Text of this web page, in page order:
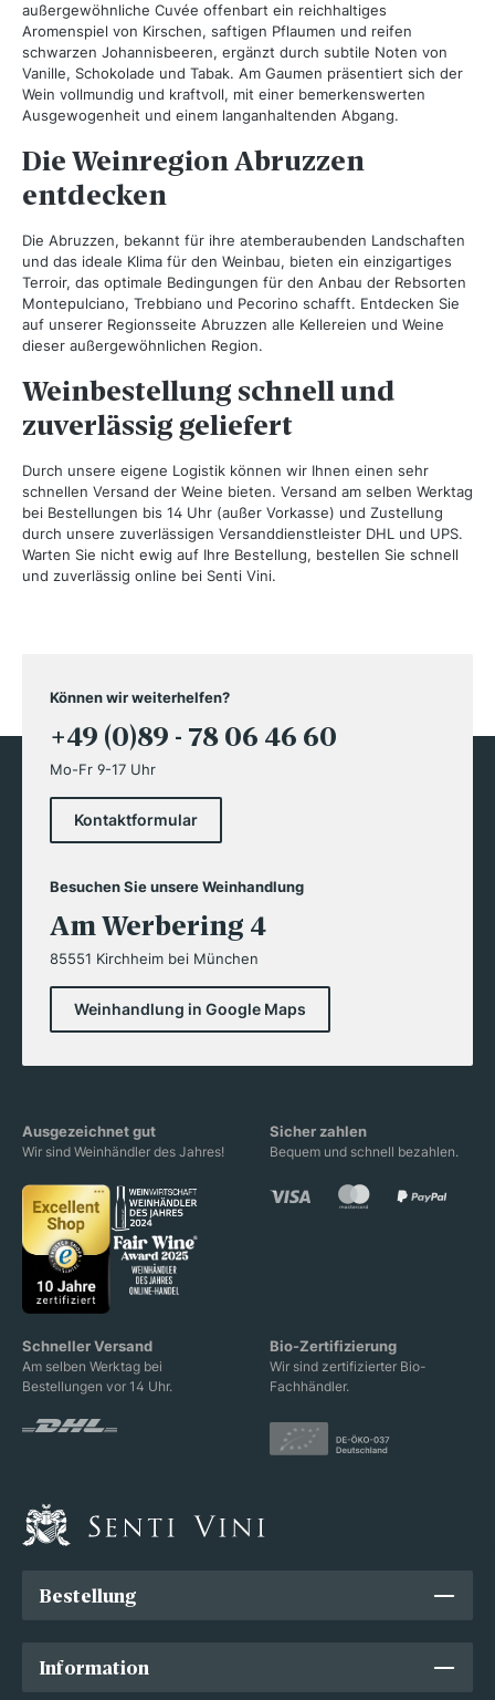
außergewöhnliche Cuvée offenbart ein reichhaltiges
Aromenspiel von Kirschen, saftigen Pflaumen und reifen
schwarzen Johannisbeeren, ergänzt durch subtile Noten von
Vanille, Schokolade und Tabak. Am Gaumen präsentiert sich der
Wein vollmundig und kraftvoll, mit einer bemerkenswerten
Ausgewogenheit und einem langanhaltenden Abgang.
Die Weinregion Abruzzen
entdecken
Die Abruzzen, bekannt für ihre atemberaubenden Landschaften
und das ideale Klima für den Weinbau, bieten ein einzigartiges
Terroir, das optimale Bedingungen für den Anbau der Rebsorten
Montepulciano, Trebbiano und Pecorino schafft. Entdecken Sie
auf unserer Regionsseite Abruzzen alle Kellereien und Weine
dieser außergewöhnlichen Region.
Weinbestellung schnell und
zuverlässig geliefert
Durch unsere eigene Logistik können wir Ihnen einen sehr
schnellen Versand der Weine bieten. Versand am selben Werktag
bei Bestellungen bis 14 Uhr (außer Vorkasse) und Zustellung
durch unsere zuverlässigen Versanddienstleister DHL und UPS.
Warten Sie nicht ewig auf Ihre Bestellung, bestellen Sie schnell
und zuverlässig online bei Senti Vini.
Können wir weiterhelfen?
+49 (0)89 - 78 06 46 60
Mo-Fr 9-17 Uhr
Kontaktformular
Besuchen Sie unsere Weinhandlung
Am Werbering 4
85551 Kirchheim bei München
Weinhandlung in Google Maps
Ausgezeichnet gut
Wir sind Weinhändler des Jahres!
Sicher zahlen
Bequem und schnell bezahlen.
Schneller Versand
Am selben Werktag bei
Bestellungen vor 14 Uhr.
Bio-Zertifizierung
Wir sind zertifizierter Bio-
Fachhändler.
Bestellung
Information